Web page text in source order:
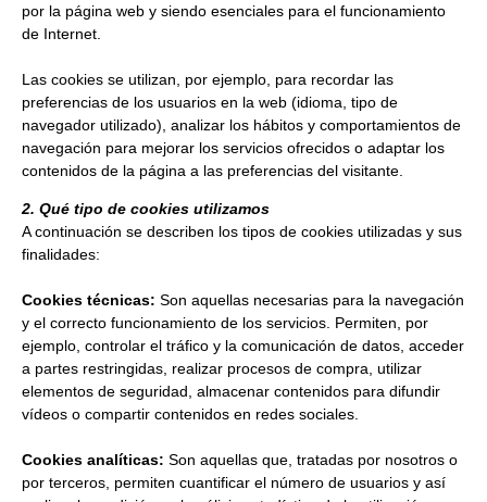
por la página web y siendo esenciales para el funcionamiento
de Internet.
Las cookies se utilizan, por ejemplo, para recordar las
preferencias de los usuarios en la web (idioma, tipo de
navegador utilizado), analizar los hábitos y comportamientos de
navegación para mejorar los servicios ofrecidos o adaptar los
contenidos de la página a las preferencias del visitante.
2. Qué tipo de cookies utilizamos
A continuación se describen los tipos de cookies utilizadas y sus
finalidades:
Cookies técnicas: Son aquellas necesarias para la navegación
y el correcto funcionamiento de los servicios. Permiten, por
ejemplo, controlar el tráfico y la comunicación de datos, acceder
a partes restringidas, realizar procesos de compra, utilizar
elementos de seguridad, almacenar contenidos para difundir
vídeos o compartir contenidos en redes sociales.
Cookies analíticas: Son aquellas que, tratadas por nosotros o
por terceros, permiten cuantificar el número de usuarios y así